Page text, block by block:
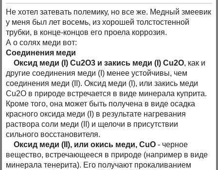
Не хотел затевать полемику, но все же. Медный змеевик
у меня был лет восемь, из хорошей толстостенной
трубки, в конце-концов его проела коррозия.
А о солях меди вот:
Соединения меди
Оксид меди (I) Cu2O3 и закись меди (I) Cu2O, как и
другие соединения меди (I) менее устойчивы, чем
соединения меди (II). Оксид меди (I), или закись меди
Cu2O в природе встречается в виде минерала куприта.
Кроме того, она может быть получена в виде осадка
красного оксида меди (I) в результате нагревания
раствора соли меди (II) и щелочи в присутствии
сильного восстановителя.
Оксид меди (II), или окись меди, CuO - черное
вещество, встречающееся в природе (например в виде
минерала тенерита). Его получают прокаливанием